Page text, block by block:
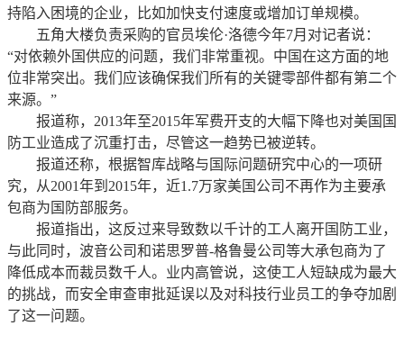
持陷入困境的企业，比如加快支付速度或增加订单规模。
五角大楼负责采购的官员埃伦·洛德今年7月对记者说：
“对依赖外国供应的问题，我们非常重视。中国在这方面的地
位非常突出。我们应该确保我们所有的关键零部件都有第二个
来源。”
报道称，2013年至2015年军费开支的大幅下降也对美国国
防工业造成了沉重打击，尽管这一趋势已被逆转。
报道还称，根据智库战略与国际问题研究中心的一项研
究，从2001年到2015年，近1.7万家美国公司不再作为主要承
包商为国防部服务。
报道指出，这反过来导致数以千计的工人离开国防工业，
与此同时，波音公司和诺思罗普-格鲁曼公司等大承包商为了
降低成本而裁员数千人。业内高管说，这使工人短缺成为最大
的挑战，而安全审查审批延误以及对科技行业员工的争夺加剧
了这一问题。